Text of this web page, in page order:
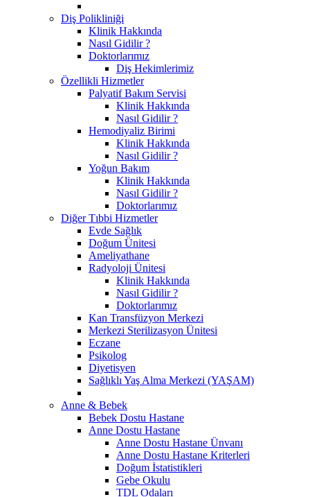
Diş Polikliniği
Klinik Hakkında
Nasıl Gidilir ?
Doktorlarımız
Diş Hekimlerimiz
Özellikli Hizmetler
Palyatif Bakım Servisi
Klinik Hakkında
Nasıl Gidilir ?
Hemodiyaliz Birimi
Klinik Hakkında
Nasıl Gidilir ?
Yoğun Bakım
Klinik Hakkında
Nasıl Gidilir ?
Doktorlarımız
Diğer Tıbbi Hizmetler
Evde Sağlık
Doğum Ünitesi
Ameliyathane
Radyoloji Ünitesi
Klinik Hakkında
Nasıl Gidilir ?
Doktorlarımız
Kan Transfüzyon Merkezi
Merkezi Sterilizasyon Ünitesi
Eczane
Psikolog
Diyetisyen
Sağlıklı Yaş Alma Merkezi (YAŞAM)
Anne & Bebek
Bebek Dostu Hastane
Anne Dostu Hastane
Anne Dostu Hastane Ünvanı
Anne Dostu Hastane Kriterleri
Doğum İstatistikleri
Gebe Okulu
TDL Odaları